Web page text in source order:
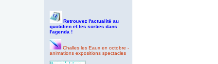
Retrouvez l'actualité au
quotidien et les sorties dans
l'agenda !
Challes les Eaux en octobre -
animations expositions spectacles